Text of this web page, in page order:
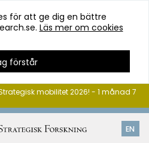
för att ge dig en bättre
Läs mer om cookies
förstår
EN
mobilitet 2026! - 1 månad 7